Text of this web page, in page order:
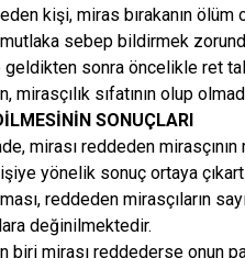
kişi, miras bırakanın
sebep bildirmek
sonra öncelikle ret
mirasçılık sıfatının olup
SONUÇLARI
mirası reddeden
yönelik sonuç ortaya
reddeden mirasçıların
değinilmektedir.
biri mirası reddederse onun